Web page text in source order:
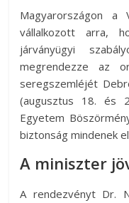
rendezvények
szervezőinek,
vagy
az
esküvőjüket
tervezgető
kisasszonyoknak.
Magyarországon a
vállalkozott arra,
járványügyi
megrendezze az
seregszemléjét
(augusztus 18. és
Egyetem
biztonság mindenek
A miniszter
A rendezvényt Dr.